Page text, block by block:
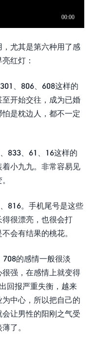
尤其是第六种用了感
红灯：
、806、608这样的
开始交往，成为已婚
是枕边人，都不一定
833、61、16这样的
小九九。非常容易见
816。手机尾号是这些
很漂亮，也很会打
会有结果的桃花。
的感情一般很淡
强，在感情上就变得
回报严重失衡，越来
中心，所以把自己的
让男性的阳刚之气受
了。